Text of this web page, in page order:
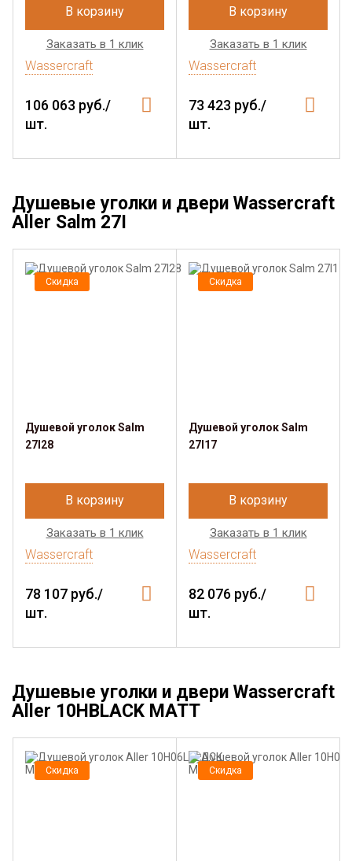
В корзину
Заказать в 1 клик
Wassercraft
106 063 руб./
шт.
В корзину
Заказать в 1 клик
Wassercraft
73 423 руб./
шт.
Душевые уголки и двери Wassercraft
Aller Salm 27I
Скидка
Душевой уголок Salm
27I28
В корзину
Заказать в 1 клик
Wassercraft
78 107 руб./
шт.
Скидка
Душевой уголок Salm
27I17
В корзину
Заказать в 1 клик
Wassercraft
82 076 руб./
шт.
Душевые уголки и двери Wassercraft
Aller 10HBLACK MATT
Скидка Скидка